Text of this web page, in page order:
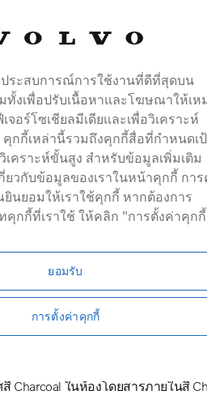
Performance 6 seats
า 510 hp Mulberry Red
interior
14/2-5
in Hybrid Bright
Charcoal ในห้องโดยสารภายในสี
ประสบการณ์การใช้งานที่ดีที่สุดบน
มทั้งเพื่อปรับเนื้อหาและโฆษณาให้เห
อร์โซเชียลมีเดียและเพื่อวิเคราะห์
กกี้เหล่านี้รวมถึงคุกกี้สื่อที่กำหนดเ
คราะห์ขั้นสูง สำหรับข้อมูลเพิ่มเติม
ยวกับข้อมูลของเราในหน้าคุกกี้ กา
นยอมให้เราใช้คุกกี้ หากต้องการ
คุกกี้ที่เราใช้ ให้คลิก "การตั้งค่าคุก
ยอมรับ
การตั้งค่าคุกกี้